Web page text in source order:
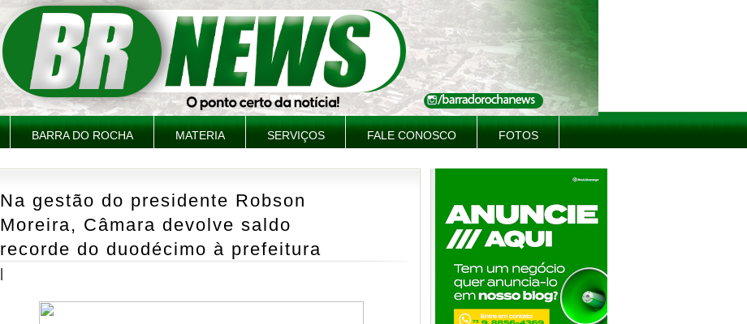
BARRA DO ROCHA MATERIA SERVIÇOS FALE CONOSCO FOTOS
Na gestão do presidente Robson
Moreira, Câmara devolve saldo
recorde do duodécimo à prefeitura